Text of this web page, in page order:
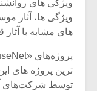
ویژگی های
ویژگی ها، آثار
های مشابه با آثار
ترین پروژه های